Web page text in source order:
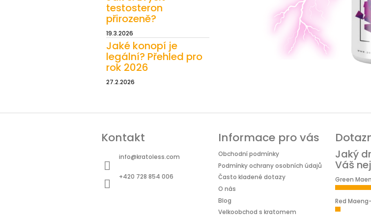
testosteron
přirozeně?
19.3.2026
Jaké konopí je
legální? Přehled pro
rok 2026
27.2.2026
Kontakt
info@kratoless.com
+420 728 854 006
Informace pro vás
Obchodní podmínky
Podmínky ochrany osobních údajů
Často kladené dotazy
O nás
Blog
Velkoobchod s kratomem
Jaký
Váš
Green
Red